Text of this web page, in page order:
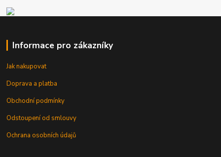
Informace pro zákazníky
Jak nakupovat
Doprava a platba
Obchodní podmínky
Odstoupení od smlouvy
Ochrana osobních údajů